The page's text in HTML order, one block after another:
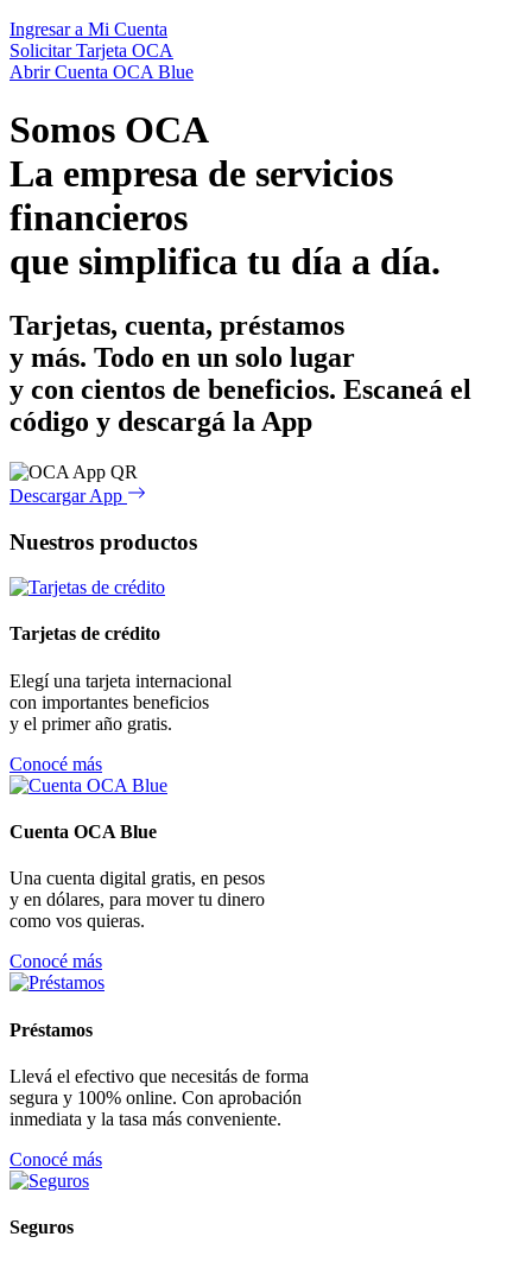
Ingresar a Mi Cuenta
Solicitar Tarjeta OCA
Abrir Cuenta OCA Blue
Somos OCA
La empresa de servicios
financieros
que simplifica tu día a día.
Tarjetas, cuenta, préstamos
y más. Todo en un solo lugar
y con cientos de beneficios. Escaneá el
código y descargá la App
Descargar App
Nuestros productos
Tarjetas de crédito
Elegí una tarjeta internacional
con importantes beneficios
y el primer año gratis.
Conocé más
Cuenta OCA Blue
Una cuenta digital gratis, en pesos
y en dólares, para mover tu dinero
como vos quieras.
Conocé más
Préstamos
Llevá el efectivo que necesitás de forma
segura y 100% online. Con aprobación
inmediata y la tasa más conveniente.
Conocé más
Seguros